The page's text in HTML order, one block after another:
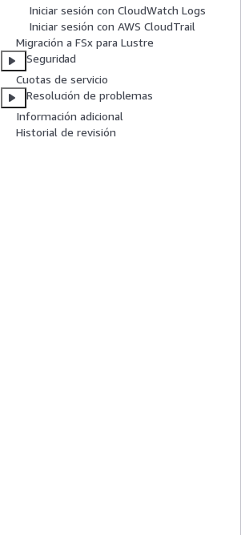
Iniciar sesión con CloudWatch Logs
Iniciar sesión con AWS CloudTrail
Migración a FSx para Lustre
Seguridad
Cuotas de servicio
Resolución de problemas
Información adicional
Historial de revisión